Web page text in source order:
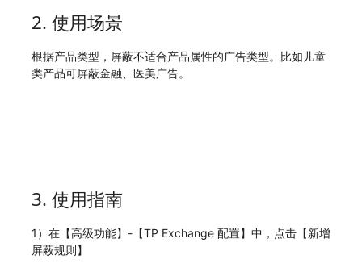
2. 使用场景
根据产品类型，屏蔽不适合产品属性的广告类型。比如儿童
类产品可屏蔽金融、医美广告。
3. 使用指南
1）在【高级功能】-【TP Exchange 配置】中，点击【新增
屏蔽规则】